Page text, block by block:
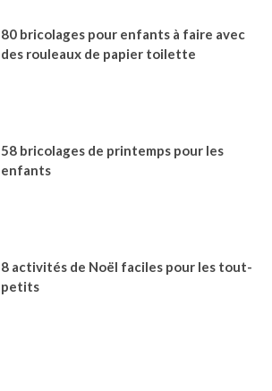
80 bricolages pour enfants à faire avec
des rouleaux de papier toilette
58 bricolages de printemps pour les
enfants
8 activités de Noël faciles pour les tout-
petits